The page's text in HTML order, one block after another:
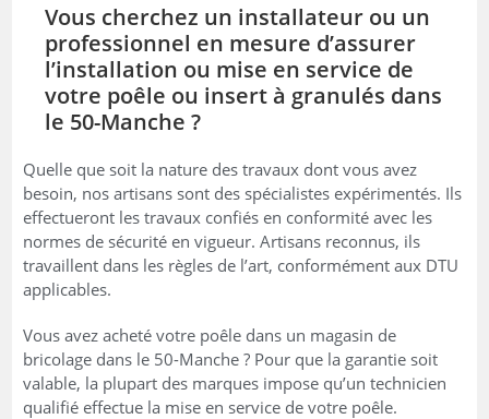
Vous cherchez un installateur ou un
professionnel en mesure d’assurer
l’installation ou mise en service de
votre poêle ou insert à granulés dans
le 50-Manche ?
Quelle que soit la nature des travaux dont vous avez
besoin, nos artisans sont des spécialistes expérimentés. Ils
effectueront les travaux confiés en conformité avec les
normes de sécurité en vigueur. Artisans reconnus, ils
travaillent dans les règles de l’art, conformément aux DTU
applicables.
Vous avez acheté votre poêle dans un magasin de
bricolage dans le 50-Manche ? Pour que la garantie soit
valable, la plupart des marques impose qu’un technicien
qualifié effectue la mise en service de votre poêle.